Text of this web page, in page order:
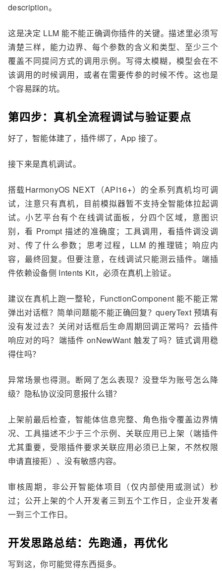
description。
这是决定 LLM 能不能正确调你插件的关键。描述里必须写
清楚三样，能力边界、每个参数的含义和类型、至少三个
覆盖不同提问方式的调用示例。写得太模糊，模型会在不
该调用的时候调用，或者在需要传参的时候不传。这也是
个容易踩的坑。
第四步：真机全流程调试与验证要点
好了，智能体建了，插件绑了，App 接了。
接下来是真机调试。
搭载HarmonyOS NEXT（API16+）的全系列真机均可调
试，注意只有真机，目前模拟器暂不支持全智能体拉起调
试。小艺平台有个在线调试面板，分四个区域，意图识
别，看 Prompt 描述的准确度；工具调用，看插件调没调
对、传了什么参数；思考过程，LLM 的推理链；响应内
容，最终回复。但要注意，在线调试只能测云插件。端插
件依赖设备侧 Intents Kit，必须在真机上验证。
建议在真机上跑一整轮，FunctionComponent 能不能正常
弹出对话框？简单问题能不能正确回复？queryText 预填有
没有发过去？关闭对话框后生命周期回调正常吗？云插件
响应对的吗？端插件 onNewWant 触发了吗？链式调用稳
得住吗？
异常场景也得测。断网了怎么表现？没登华为账号怎么降
级？隐私协议没同意报什么错？
上架前最后检查，智能体信息完整、角色指令覆盖边界情
况、工具描述不少于三个示例、关联应用已上架（端插件
尤其重要，受限插件要求关联应用必须已上架，不然权限
申请直接拒）、没有敏感内容。
审核周期，非公开智能体项目（仅内部使用或测试）秒
过；公开上架的个人开发者三到五个工作日，企业开发者
一到三个工作日。
开发思路总结：先跑通，再优化
写到这，你可能觉得东西挺多。